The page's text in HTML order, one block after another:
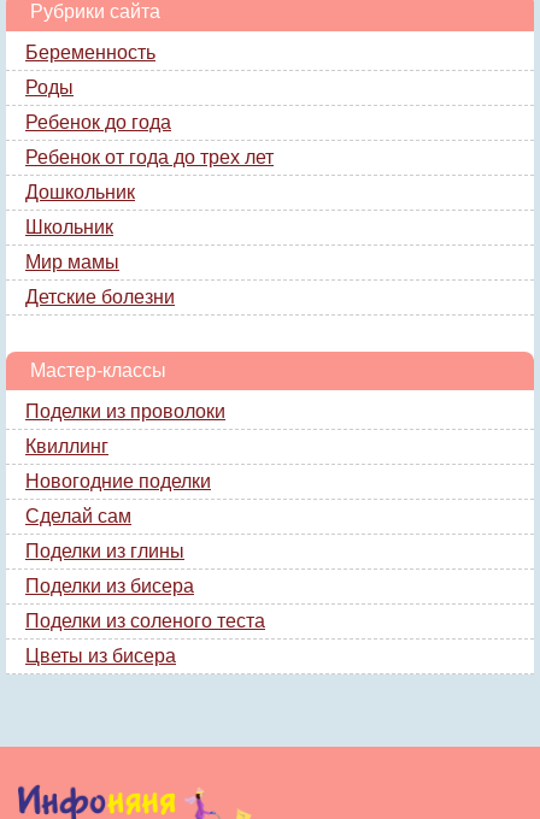
Рубрики сайта
Беременность
Роды
Ребенок до года
Ребенок от года до трех лет
Дошкольник
Школьник
Мир мамы
Детские болезни
Мастер-классы
Поделки из проволоки
Квиллинг
Новогодние поделки
Сделай сам
Поделки из глины
Поделки из бисера
Поделки из соленого теста
Цветы из бисера